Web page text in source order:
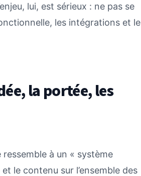
lui, est sérieux : ne pas se
les intégrations et le
la portée, les
à un « système
le contenu sur l’ensemble des